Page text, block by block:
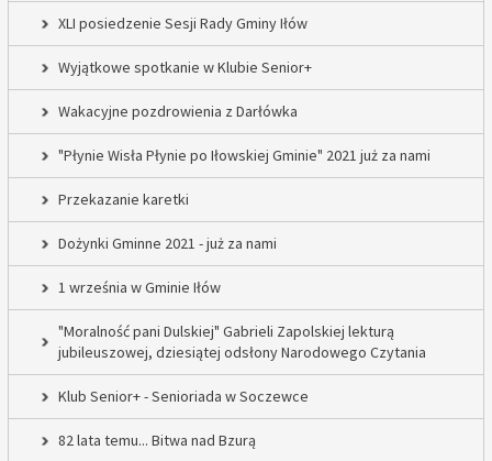
XLI posiedzenie Sesji Rady Gminy Iłów
Wyjątkowe spotkanie w Klubie Senior+
Wakacyjne pozdrowienia z Darłówka
"Płynie Wisła Płynie po Iłowskiej Gminie" 2021 już za nami
Przekazanie karetki
Dożynki Gminne 2021 - już za nami
1 września w Gminie Iłów
"Moralność pani Dulskiej" Gabrieli Zapolskiej lekturą
jubileuszowej, dziesiątej odsłony Narodowego Czytania
Klub Senior+ - Senioriada w Soczewce
82 lata temu... Bitwa nad Bzurą